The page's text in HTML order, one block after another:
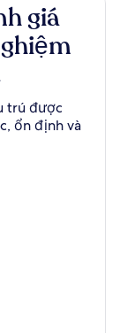
giá
trú được
ổn định và